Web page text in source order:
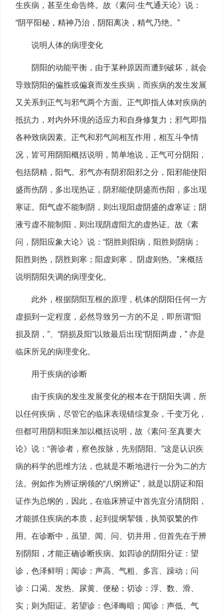
生疾病，甚至生命告终。故《素问·生气通天论》说：
“阴平阳秘，精神乃治，阴阳离决，精气乃绝。”
说明人体的病理变化
阴阳的动能平衡，由于某种原因而遭到破坏，就会
导致阴阳的偏胜或偏衰而发生疾病，而疾病的发生发展
又关系到正气与邪气两个方面。正气即指人体对疾病的
抵抗力，对内外环境的适应力和自身修复力；邪气即指
各种致病因素。正气和邪气间相互作用，相互斗争情
况，皆可用阴阳概括说明，简单地说，正气可分阴阳，
包括阴精，阳气。邪气亦有阴邪阳邪之分，阳邪能使阳
盛而伤阴，多出现热证，阴邪能使阴盛而伤阳，多出现
寒证。阳气虚不能制阴，则出现阳虚阴盛的虚寒证；阴
液亏虚不能制阳，则出现阴虚阳亢的虚热证。故《素
问，阴阳应象大论》说：“阴胜则阳病，阳胜则阴病；
阳胜则热，阴胜则寒；阳虚则寒， 阴虚则热。”来概括
说明阴阳失调的病理变化。
此外，根据阴阳互根的原理，机体的阴阳任何一方
虚损到一定程度，必然导致另一方的不足，即所谓“阳
损及阴，”、“阴损及阳”以致最后出现“阴阳两虚，” 亦是
临床所见的病理变化。
用于疾病的诊断
由于疾病的发生发展变化的根本在于阴阳失调，所
以任何疾病，尽管它的临床表现错综复杂，千变万化，
但都可用阴和阳来加以概括说明，故《素问·至真要大
论》说：“善诊者，察色按脉，先别阴阳、”这是认识疾
病的科学的思维方法，也就是不断地进行一分为二的方
法。例如作为辨证纲领的“八纲辨证”，就是以阴证和阳
证作为总纲的，因此，在临床辨证中首先宜分清阴阳，
才能抓住疾病的本质，起到提纲挈领，执简驭繁的作
用。在诊断中，虽望、闻、问、切并用，但首先在于辨
别阴阳，才能正确诊断疾病。如四诊的阴阳分证：望
诊，色泽鲜明；闻诊：声高、气粗、多言、躁动；问
诊：口渴、发热、尿黄、便秘；切诊：浮、数、滑、
实；则为阳证。若望诊：色泽晦暗；闻诊：声低、气